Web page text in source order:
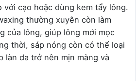
với cạo hoặc dùng kem tẩy lông.
thường xuyên còn làm
của lông, giúp lông mới mọc
thời, sáp nóng còn có thể loại
làn da trở nên mịn màng và